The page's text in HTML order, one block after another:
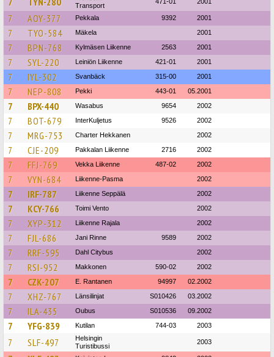
Transport
7 AOY-377 Pekkala 9392 2001
7 TYO-584 Mäkela 2001
7 BPN-768 Kylmäsen Liikenne 2563 2001
7 SYL-220 Leiniön Liikenne 421-01 2001
7 IYL-302 Svanbäck 315-00 2001
7 NEP-808 Pekki 443-01 05.2001
7 BPX-440 Wasabus 9654 2002
7 BOT-679 InterKuljetus 9526 2002
7 MRG-753 Charter Hekkanen 2002
7 CJE-209 Pakkalan Liikenne 2716 2002
7 FFJ-769 Vekka Liikenne 487-02 2002
7 VYN-684 Liikenne-Pasma 2002
7 IRF-787 Liikenne Seppälä 2002
7 KCY-766 Toimi Vento 2002
7 XYP-312 Liikenne Rajala 2002
7 FJL-686 Jani Rinne 9589 2002
7 RRF-595 Dahl Citybus 2002
7 RSI-952 Makkonen 590-02 2002
7 CZK-207 E. Rantanen 94997 02.2002
7 XHZ-767 Länsilinjat S010426 03.2002
7 ILA-435 Oubus S010536 09.2002
7 YFG-839 Kutilan 744-03 2003
7 SLF-497
Helsingin
Turistibussi
2003